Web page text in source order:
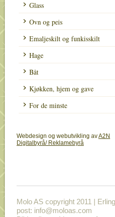
Glass
Ovn og peis
Emaljeskilt og funkisskilt
Hage
Båt
Kjøkken, hjem og gave
For de minste
Molo AS copyright 2011 |
post: info@moloas.com
Webdesign og webutvikling avA2N
Digitalbyrå/ Reklamebyrå